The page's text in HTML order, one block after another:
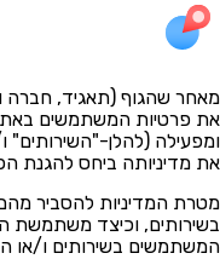
את פרטיות המשתמשים
ומפעילה (להלן-
את מדיניותה ביחס להגנת
מטרת המדיניות להסביר
בשירותים, וכיצד משתמשת
המשתמשים בשירותים ו/או